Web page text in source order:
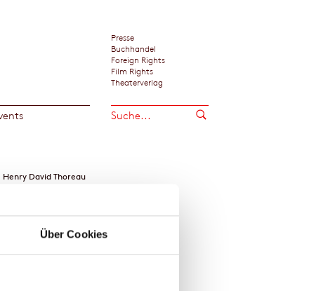
Über Cookies
Presse
Buchhandel
Foreign Rights
Film Rights
Theaterverlag
Henry David Thoreau